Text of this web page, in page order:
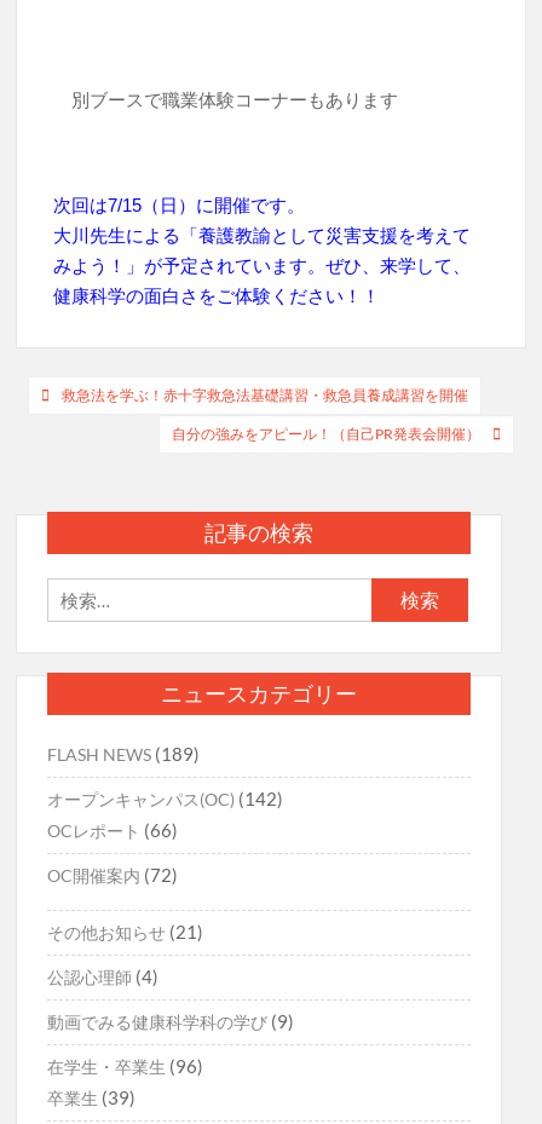
別ブースで職業体験コーナーもあります
次回は7/15（日）に開催です。
大川先生による「養護教諭として災害支援を考えて
みよう！」が予定されています。ぜひ、来学して、
健康科学の面白さをご体験ください！！
投
ビ
ゲ
ー
シ
ョ
ン
救急法を学ぶ！赤十字救急法基礎講習・救急員養成講習を開催
自分の強みをアピール！（自己PR発表会開催）
記事の検索
索:
ニュースカテゴリー
FLASH NEWS (189)
オープンキャンパス(OC) (142)
OCレポート (66)
OC開催案内 (72)
その他お知らせ (21)
公認心理師 (4)
動画でみる健康科学科の学び (9)
在学生・卒業生 (96)
卒業生 (39)